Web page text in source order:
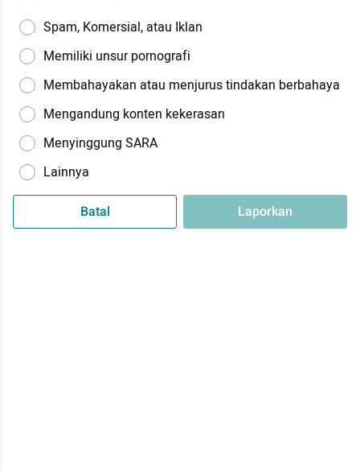
Spam, Komersial, atau Iklan
Memiliki unsur pornografi
Membahayakan atau menjurus tindakan berbahaya
Mengandung konten kekerasan
Menyinggung SARA
Lainnya
Batal Laporkan